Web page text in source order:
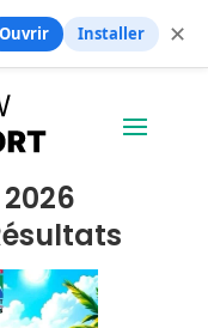
Ouvrir Installer ✕